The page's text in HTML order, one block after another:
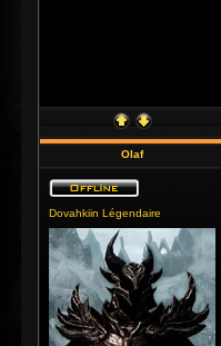
Olaf
Dovahkiin Légendaire